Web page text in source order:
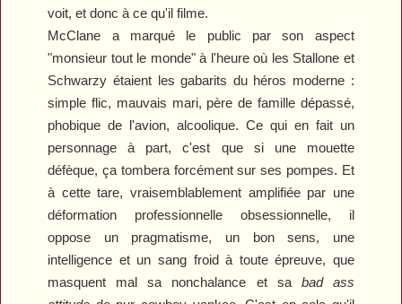
voit, et donc à ce qu'il filme.
McClane a marqué le public par son aspect
"monsieur tout le monde" à l'heure où les Stallone et
Schwarzy étaient les gabarits du héros moderne :
simple flic, mauvais mari, père de famille dépassé,
phobique de l'avion, alcoolique. Ce qui en fait un
personnage à part, c'est que si une mouette
défèque, ça tombera forcément sur ses pompes. Et
à cette tare, vraisemblablement amplifiée par une
déformation professionnelle obsessionnelle, il
oppose un pragmatisme, un bon sens, une
intelligence et un sang froid à toute épreuve, que
masquent mal sa nonchalance et sa bad ass